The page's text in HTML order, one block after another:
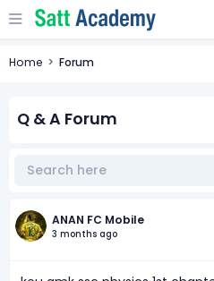
Home Forum
Q & A Forum
ANAN FC Mobile
3 months ago